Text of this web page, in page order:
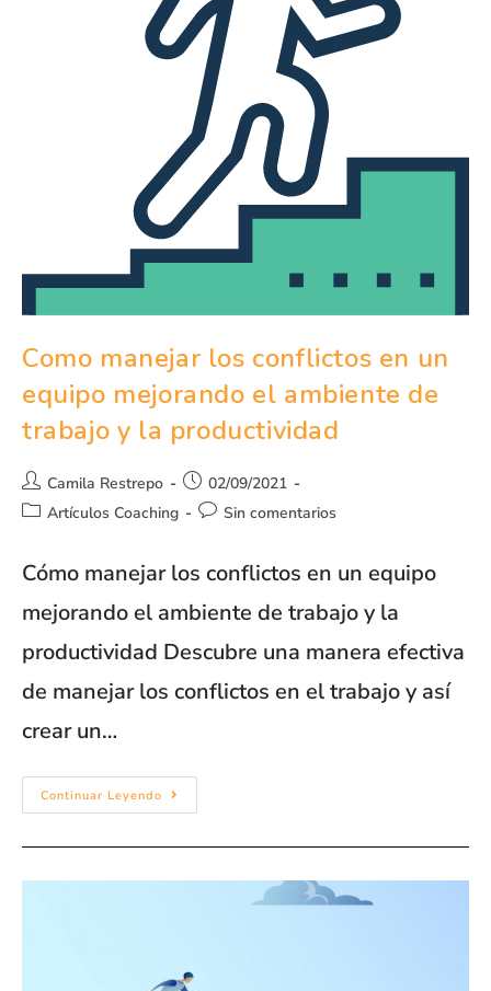
Como manejar los conflictos en un
equipo mejorando el ambiente de
trabajo y la productividad
Camila Restrepo
02/09/2021
Artículos Coaching
Sin comentarios
Cómo manejar los conflictos en un equipo
mejorando el ambiente de trabajo y la
productividad Descubre una manera efectiva
de manejar los conflictos en el trabajo y así
crear un…
Continuar Leyendo